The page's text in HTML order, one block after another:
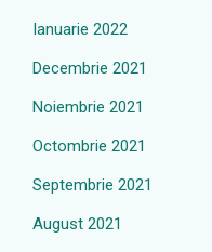
Ianuarie 2022
Decembrie 2021
Noiembrie 2021
Octombrie 2021
Septembrie 2021
August 2021